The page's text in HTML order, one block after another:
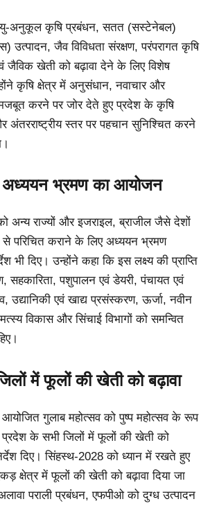
अनुकूल कृषि प्रबंधन, सतत (सस्टेनेबल)
उत्पादन, जैव विविधता संरक्षण, परंपरागत कृषि
जैविक खेती को बढ़ावा देने के लिए विशेष
कृषि क्षेत्र में अनुसंधान, नवाचार और
करने पर जोर देते हुए प्रदेश के कृषि
अंतरराष्ट्रीय स्तर पर पहचान सुनिश्चित करने
अध्ययन भ्रमण का आयोजन
अन्य राज्यों और इजराइल, ब्राजील जैसे देशों
से परिचित कराने के लिए अध्ययन भ्रमण
भी दिए। उन्होंने कहा कि इस लक्ष्य की प्राप्ति
सहकारिता, पशुपालन एवं डेयरी, पंचायत एवं
उद्यानिकी एवं खाद्य प्रसंस्करण, ऊर्जा, नवीन
विकास और सिंचाई विभागों को समन्वित
में फूलों की खेती को बढ़ावा
गुलाब महोत्सव को पुष्प महोत्सव के रूप
के सभी जिलों में फूलों की खेती को
दिए। सिंहस्थ-2028 को ध्यान में रखते हुए
क्षेत्र में फूलों की खेती को बढ़ावा दिया जा
पराली प्रबंधन, एफपीओ को दुग्ध उत्पादन